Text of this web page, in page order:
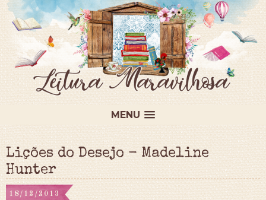
MENU
Lições do Desejo - Madeline
Hunter
18/12/2013